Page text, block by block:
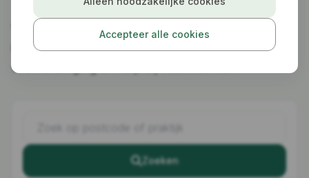
Vind snel een geschikte pedicure in 's-
Gravenzande voor verzorgde voeten, preventieve
voetverzorging of hulp bij voetklachten.
Zoeken
Accepteer alle cookies